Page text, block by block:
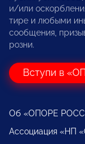
и/или
тире и любыми
сообщения,
розни.
Вступи в
Об «ОПОРЕ
Ассоциация «НП